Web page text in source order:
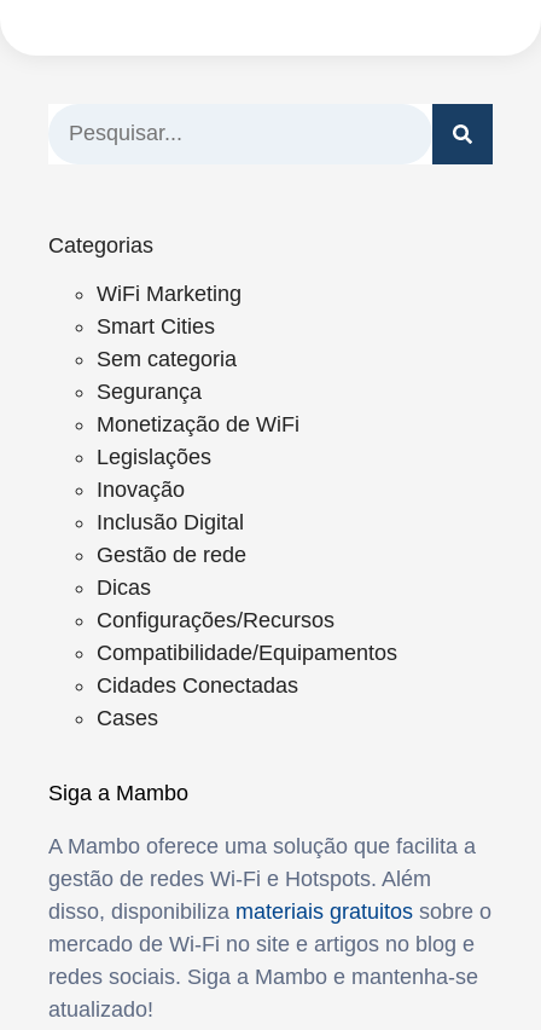
Categorias
WiFi Marketing
Smart Cities
Sem categoria
Segurança
Monetização de WiFi
Legislações
Inovação
Inclusão Digital
Gestão de rede
Dicas
Configurações/Recursos
Compatibilidade/Equipamentos
Cidades Conectadas
Cases
Siga a Mambo
A Mambo oferece uma solução que facilita a
gestão de redes Wi-Fi e Hotspots. Além
disso, disponibiliza materiais gratuitos sobre o
mercado de Wi-Fi no site e artigos no blog e
redes sociais. Siga a Mambo e mantenha-se
atualizado!